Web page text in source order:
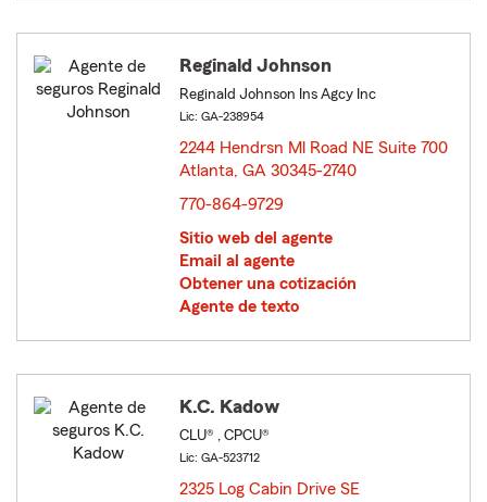
Reginald Johnson
Reginald Johnson Ins Agcy Inc
Lic: GA-238954
2244 Hendrsn Ml Road NE Suite 700
Atlanta, GA 30345-2740
770-864-9729
Sitio web del agente
Email al agente
Obtener una cotización
Agente de texto
K.C. Kadow
CLU® , CPCU®
Lic: GA-523712
2325 Log Cabin Drive SE